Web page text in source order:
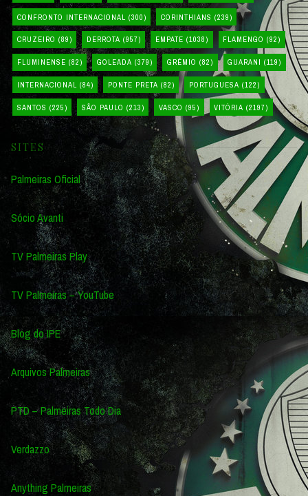
CONFRONTO INTERNACIONAL (300) CORINTHIANS (239)
CRUZEIRO (89) DERROTA (957) EMPATE (1038) FLAMENGO (92)
FLUMINENSE (82) GOLEADA (379) GRÊMIO (82) GUARANI (119)
INTERNACIONAL (84) PONTE PRETA (82) PORTUGUESA (122)
SANTOS (225) SÃO PAULO (213) VASCO (95) VITÓRIA (2197)
SITES
Palmeiras Oficial
Sócio Avanti
TV Palmeiras Play
TV Palmeiras – YouTube
Blog do IPE
Arquivos Palmeiras
PTD – Palmeiras Todo Dia
Verdazzo
Anything Palmeiras